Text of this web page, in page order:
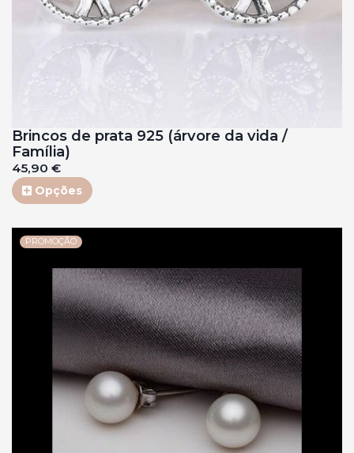
Brincos de prata 925 (árvore da vida /
Família)
45,90 €
Opções
PROMOÇÃO